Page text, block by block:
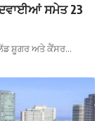
ਸਮੇਤ 23
ਸ਼ੂਗਰ ਅਤੇ ਕੈਂਸਰ…